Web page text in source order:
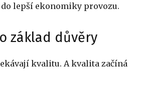
lepší ekonomiky provozu.
základ důvěry
kvalitu. A kvalita začíná